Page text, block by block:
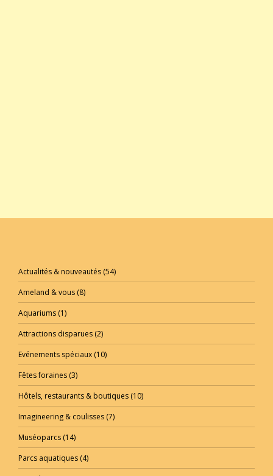
Actualités & nouveautés (54)
Ameland & vous (8)
Aquariums (1)
Attractions disparues (2)
Evénements spéciaux (10)
Fêtes foraines (3)
Hôtels, restaurants & boutiques (10)
Imagineering & coulisses (7)
Muséoparcs (14)
Parcs aquatiques (4)